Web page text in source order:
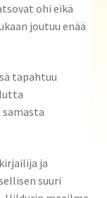
ohi eikä
joutuu enää
tapahtuu
ja
suuri